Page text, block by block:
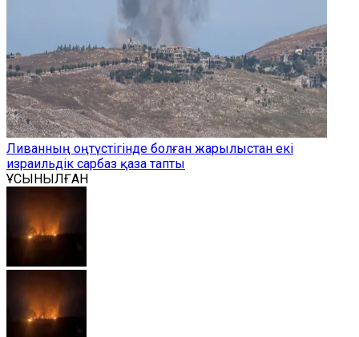
Ливанның оңтүстігінде болған жарылыстан екі
израильдік сарбаз қаза тапты
ҰСЫНЫЛҒАН